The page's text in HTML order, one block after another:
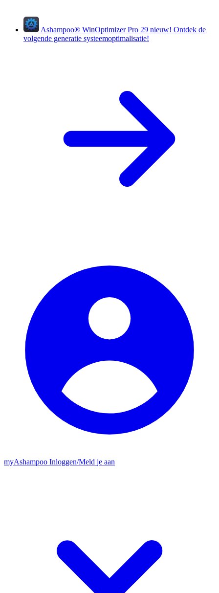
Ashampoo® WinOptimizer Pro 29 nieuw! Ontdek de
volgende generatie systeemoptimalisatie!
myAshampoo Inloggen/Meld je aan